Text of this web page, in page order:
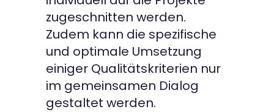
zugeschnitten werden.
Zudem kann die spezifische
und optimale Umsetzung
einiger Qualitätskriterien nur
im gemeinsamen Dialog
gestaltet werden.